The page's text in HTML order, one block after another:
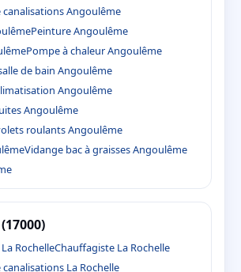
canalisations Angoulême
Peinture Angoulême
Pompe à chaleur Angoulême
de bain Angoulême
Angoulême
Angoulême
roulants Angoulême
Vidange bac à graisses Angoulême
RochelleChauffagiste La Rochelle
La Rochelle